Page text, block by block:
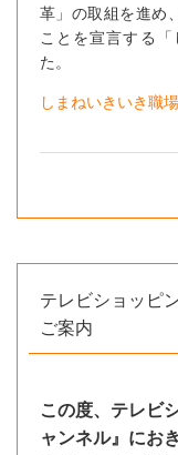
革」の取組を進め
ことを宣言する
た。
しまねいきいき職
テレビショッピ
ご案内
この度、テレビ
ャンネル』にお